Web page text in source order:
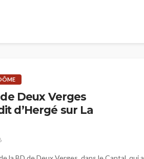
Deux Verges
d’Hergé sur La